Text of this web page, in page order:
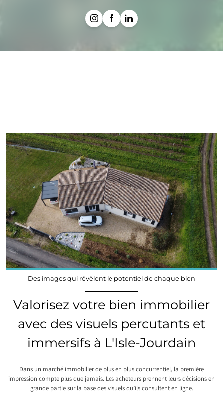
Des images qui révèlent le potentiel de chaque bien
Valorisez votre bien immobilier
avec des visuels percutants et
immersifs à L'Isle-Jourdain
Dans un marché immobilier de plus en plus concurrentiel, la première
impression compte plus que jamais. Les acheteurs prennent leurs décisions en
grande partie sur la base des visuels qu’ils consultent en ligne.